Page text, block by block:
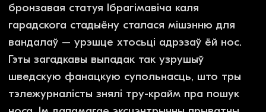
Сакрэты здымак. Размова з рэжысёрам
Нільсам Тофтэнаў і дэтэктывам Класам
Экманам пра фільм, які пайшоў не па сцэнары